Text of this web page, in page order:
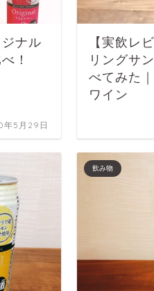
ナル
！
年5月29日
【実飲レ
リングサ
べてみた
ワイン
飲み物